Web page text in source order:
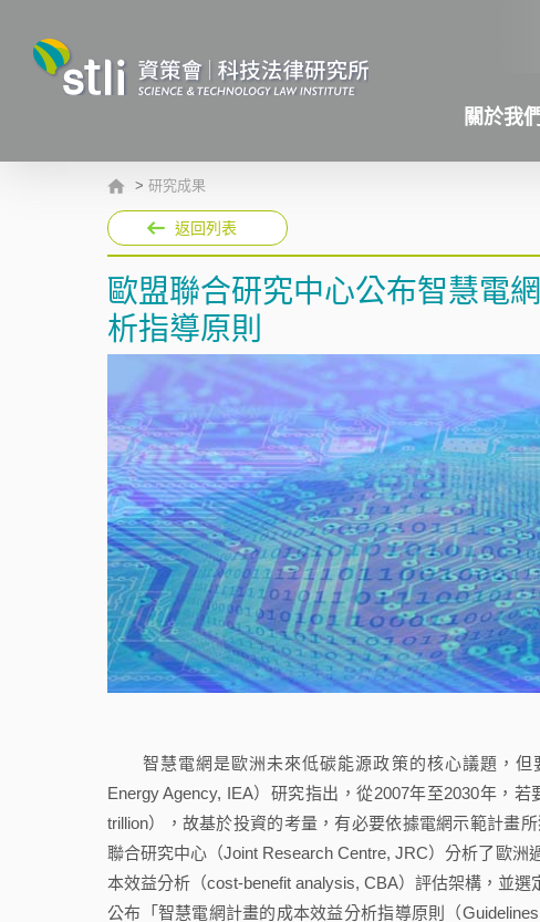
關於我們
> 研究成果
返回列表
歐盟聯合研究中心公布智慧電
析指導原則
智慧電網是歐洲未來低碳能源政策的核心議題，但
Energy Agency, IEA）研究指出，從2007年至2030年，
trillion），故基於投資的考量，有必要依據電網示範計畫
聯合研究中心（Joint Research Centre, JRC）分析了歐
本效益分析（cost-benefit analysis, CBA）評估架構，並
公布「智慧電網計畫的成本效益分析指導原則（